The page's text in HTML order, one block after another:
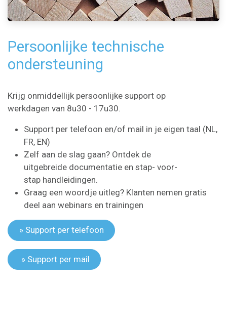
Persoonlijke technische
ondersteuning
Krijg onmiddellijk persoonlijke support op
werkdagen van 8u30 - 17u30.
Support per telefoon en/of mail in je eigen taal (NL,
FR, EN)
Zelf aan de slag gaan? Ontdek de
uitgebreide documentatie en stap- voor-
stap handleidingen.
Graag een woordje uitleg? Klanten nemen gratis
deel aan webinars en trainingen
» Support per telefoon
» Support per mail